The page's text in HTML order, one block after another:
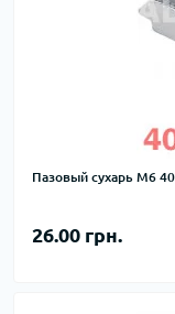
Пазовый сухарь М6
26.00 грн.